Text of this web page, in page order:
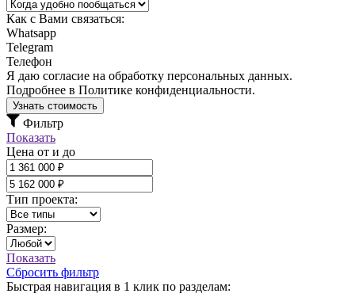
Как с Вами связаться:
Whatsapp
Telegram
Телефон
Я даю согласие на обработку персональных данных.
Подробнее в Политике конфиденциальности.
Узнать стоимость
Фильтр
Показать
Цена от и до
Тип проекта:
Размер:
Показать
Сбросить фильтр
Быстрая навигация в 1 клик по разделам: